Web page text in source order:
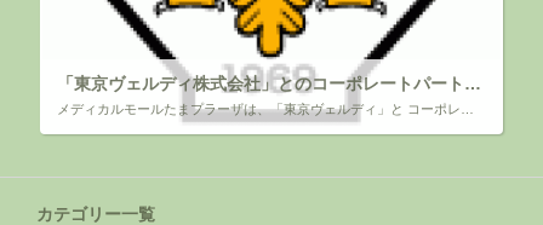
「東京ヴェルディ株式会社」とのコーポレートパートナー 契約のお知らせ
カテゴリー一覧